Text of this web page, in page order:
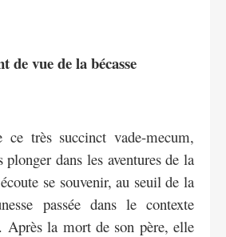
de vue de la bécasse
très succinct vade-mecum,
plonger dans les aventures de la
se souvenir, au seuil de la
passée dans le contexte
Après la mort de son père, elle